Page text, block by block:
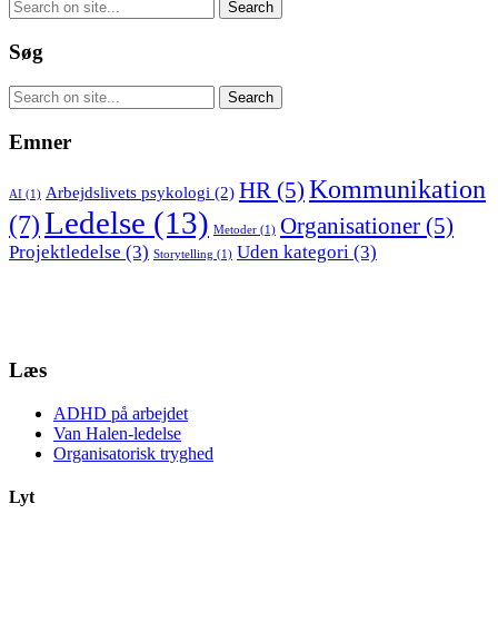
Søg
Emner
AI (1) Arbejdslivets psykologi (2) HR (5) Kommunikation
(7)Ledelse (13) Metoder (1) Organisationer (5)
Projektledelse (3) Storytelling (1) Uden kategori (3)
Læs
ADHD på arbejdet
Van Halen-ledelse
Organisatorisk tryghed
Lyt